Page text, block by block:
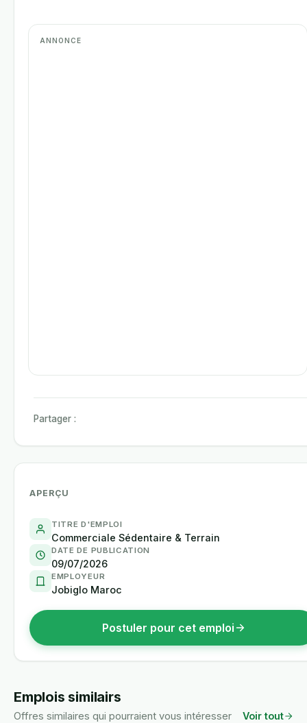
Partager :
APERÇU
TITRE D'EMPLOI
Commerciale Sédentaire & Terrain
DATE DE PUBLICATION
09/07/2026
EMPLOYEUR
Jobiglo Maroc
Postuler pour cet emploi
Emplois similairs
Offres similaires qui pourraient vous intéresser Voir tout